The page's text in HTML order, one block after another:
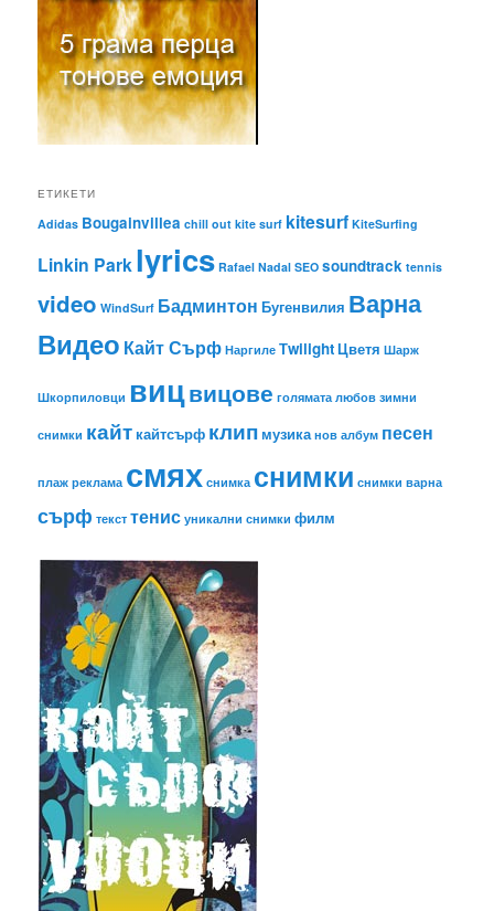
ЕТИКЕТИ
Adidas Bougainvillea chill out kite surf kitesurf KiteSurfing
Linkin Parklyrics Rafael Nadal SEO soundtrack tennis
video WindSurf Бадминтон Бугенвилия Варна
Видео Кайт Сърф Наргиле ТwilightЦветя Шарж
Шкорпиловци вицвицове голямата любов зимни
снимки кайт кайтсърф клип музика нов албум песен
плаж реклама смях снимка снимки снимки варна
сърф текст тенис уникални снимки филм